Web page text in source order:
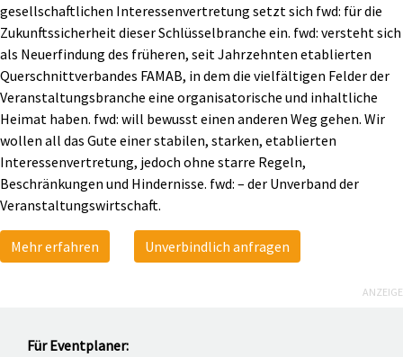
gesellschaftlichen Interessenvertretung setzt sich fwd: für die
Zukunftssicherheit dieser Schlüsselbranche ein. fwd: versteht sich
als Neuerfindung des früheren, seit Jahrzehnten etablierten
Querschnittverbandes FAMAB, in dem die vielfältigen Felder der
Veranstaltungsbranche eine organisatorische und inhaltliche
Heimat haben. fwd: will bewusst einen anderen Weg gehen. Wir
wollen all das Gute einer stabilen, starken, etablierten
Interessenvertretung, jedoch ohne starre Regeln,
Beschränkungen und Hindernisse. fwd: – der Unverband der
Veranstaltungswirtschaft.
Mehr erfahren Unverbindlich anfragen
ANZEIGE
Für Eventplaner: